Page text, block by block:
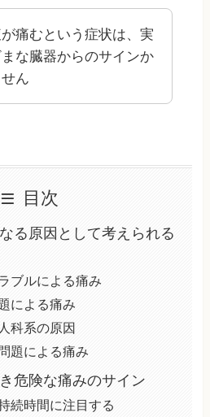
痛むという症状は、実
な臓器からのサインか
ん
目次
る原因として考えられる
ブルによる痛み
による痛み
科系の原因
題による痛み
危険な痛みのサイン
続時間に注目する